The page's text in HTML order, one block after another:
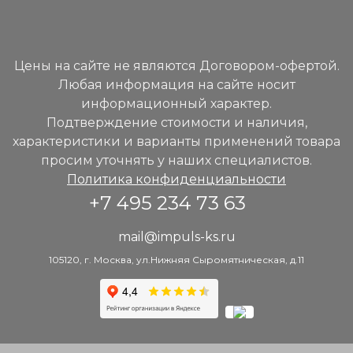
Цены на сайте не являются Договором-офертой.
Любая информация на сайте носит
информационный характер.
Подтверждение стоимости и наличия,
характеристики и варианты применений товара
просим уточнять у наших специалистов.
Политика конфиденциальности
+7 495 234 73 63
mail@impuls-ks.ru
105120, г. Москва, ул.Нижняя Сыромятническая, д.11